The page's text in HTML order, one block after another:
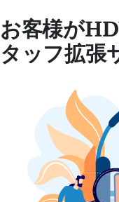
お客様が
タッフ拡張